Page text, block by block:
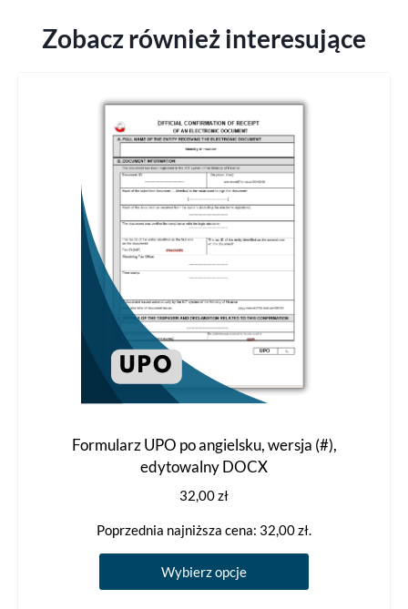
Zobacz również interesujące
Formularz UPO po angielsku, wersja (#),
edytowalny DOCX
32,00zł
Poprzednia najniższa cena: 32,00zł.
Wybierz opcje
produkt